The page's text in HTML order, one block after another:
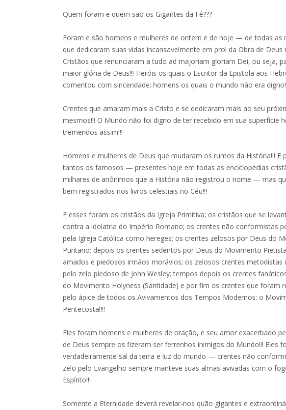
Quem foram e quem são os Gigantes da Fé???
Foram e são homens e mulheres de ontem e de hoje — de todas
que dedicaram suas vidas incansavelmente em prol da Obra de Deus
Cristãos que renunciaram a tudo ad majoriam gloriam Dei, ou seja,
maior glória de Deus!!! Heróis os quais o Escritor da Epistola aos
comentou com sinceridade: homens os quais o mundo não era
Crentes que amaram mais a Cristo e se dedicaram mais ao seu
mesmos!!! O Mundo não foi digno de ter recebido em sua superfície
tremendos assim!!!
Homens e mulheres de Deus que mudaram os rumos da História!!! E
tantos os famosos — presentes hoje em todas as enciclopédias
milhares de anônimos que a História não registrou o nome — mas
bem registrados nos livros celestiais no Céu!!!
E esses foram os cristãos da Igreja Primitiva; os cristãos que se
contra a idolatria do Império Romano; os crentes não conformistas
pela Igreja Católica como hereges; os crentes zelosos por Deus do
Puritano; depois os crentes sedentos por Deus do Movimento
amados e piedosos irmãos morávios; os zelosos crentes metodistas
pelo zelo piedoso de John Wesley; tempos depois os crentes
do Movimento Holyness (Santidade) e por fim os crentes que foram
pelo ápice de todos os Avivamentos dos Tempos Modernos: o
Pentecostal!!!
Eles foram homens e mulheres de oração, e seu amor exacerbado
de Deus sempre os fizeram ser ferrenhos inimigos do Mundo!!! Eles
verdadeiramente sal da terra e luz do mundo — crentes não
zelo pelo Evangelho sempre manteve suas almas avivadas com o
Espírito!!!
Somente a Eternidade deverá revelar-nos quão gigantes e